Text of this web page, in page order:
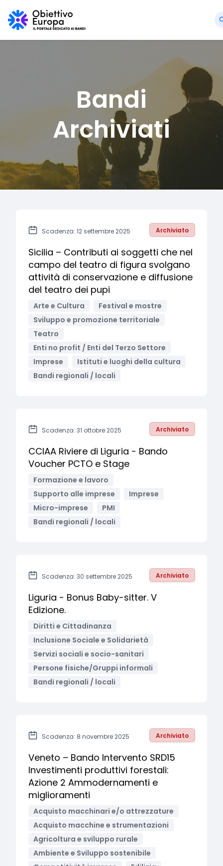
Bandi
Archiviati
Scadenza: 12 settembre 2025 Archiviato
Sicilia – Contributi ai soggetti che nel
campo del teatro di figura svolgano
attività di conservazione e diffusione
del teatro dei pupi
Arte e Cultura
Festival e mostre
Sviluppo e promozione territoriale
Teatro
Enti no profit / Enti del Terzo Settore
Imprese
Istituti e luoghi della cultura
Bandi regionali / locali
Scadenza: 31 ottobre 2025 Archiviato
CCIAA Riviere di Liguria - Bando
Voucher PCTO e Stage
Formazione e lavoro
Supporto alle imprese
Imprese
Micro-imprese
PMI
Bandi regionali / locali
Scadenza: 30 settembre 2025 Archiviato
Liguria - Bonus Baby-sitter. V
Edizione.
Diritti e Cittadinanza
Inclusione Sociale e Solidarietà
Servizi sociali e socio-sanitari
Persone fisiche/Gruppi informali
Bandi regionali / locali
Scadenza: 8 novembre 2025 Archiviato
Veneto – Bando Intervento SRD15
Investimenti produttivi forestali:
Azione 2 Ammodernamenti e
miglioramenti
Acquisto macchinari e/o attrezzature
Acquisto macchine e strumentazioni
Agricoltura e sviluppo rurale
Ambiente e Sviluppo sostenibile